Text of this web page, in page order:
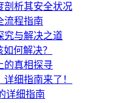
剖析其安全状况
流程指南
究与解决之道
何解决？
的真相探寻
细指南来了！
详细指南